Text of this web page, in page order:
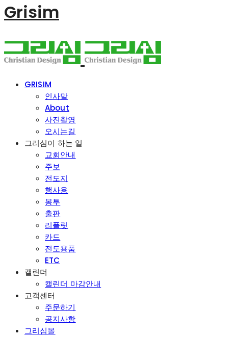
Grisim
GRISIM
인사말
About
사진촬영
오시는길
그리심이 하는 일
교회안내
주보
전도지
행사용
봉투
출판
리플릿
카드
전도용품
ETC
캘린더
캘린더 마감안내
고객센터
주문하기
공지사항
그리심몰